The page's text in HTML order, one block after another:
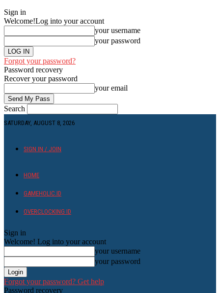
Sign in
Welcome!Log into your account
your username
your password
Forgot your password?
Password recovery
Recover your password
your email
Search
SATURDAY, AUGUST 8, 2026
SIGN IN / JOIN
HOME
GAMEHOLIC.ID
OVERCLOCKING ID
Sign in
Welcome! Log into your account
your username
your password
Forgot your password? Get help
Password recovery